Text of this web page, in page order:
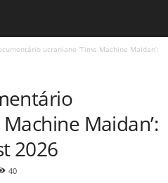
ucraniano ‘Time Machine Maidan’:
Maidan’:
2026
40